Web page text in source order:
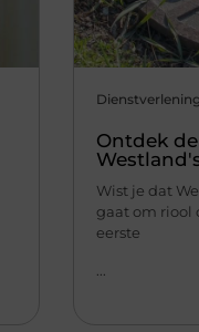
Dienstverlening
Ontdek
Wist je dat
gaat om riool
eerste